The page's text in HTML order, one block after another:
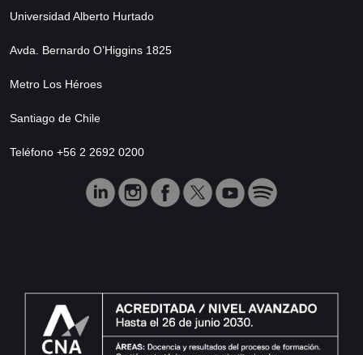
Universidad Alberto Hurtado
Avda. Bernardo O’Higgins 1825
Metro Los Héroes
Santiago de Chile
Teléfono +56 2 2692 0200